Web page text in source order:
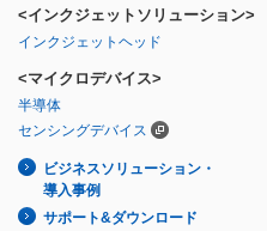
<インクジェットソリューション>
インクジェットヘッド
<マイクロデバイス>
半導体
センシングデバイス
ビジネスソリューション・
導入事例
サポート&ダウンロード